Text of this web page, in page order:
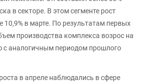
в секторе. В этом сегменте рост
10,9% в марте. По результатам первых
производства комплекса возрос на
с аналогичным периодом прошлого
в апреле наблюдались в сфере